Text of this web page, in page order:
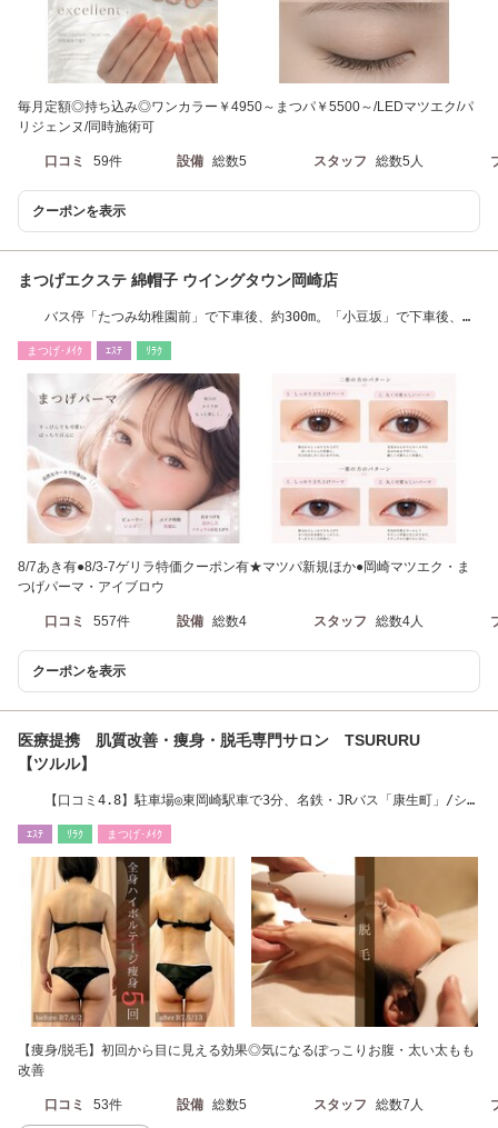
毎月定額◎持ち込み◎ワンカラー￥4950～まつパ￥5500～/LEDマツエク/パ
リジェンヌ/同時施術可
口コミ 59件 設備 総数5 スタッフ 総数5人
クーポンを表示
まつげエクステ 綿帽子 ウイングタウン岡崎店
バス停「たつみ幼稚園前」で下車後、約300m。「小豆坂」で下車後、約
まつげ･ﾒｲｸ ｴｽﾃ ﾘﾗｸ
8/7あき有●8/3-7ゲリラ特価クーポン有★マツパ新規ほか●岡崎マツエク・ま
つげパーマ・アイブロウ
口コミ 557件 設備 総数4 スタッフ 総数4人
クーポンを表示
医療提携 肌質改善・痩身・脱毛専門サロン TSURURU
【ツルル】
【口コミ4.8】駐車場◎東岡崎駅車で3分、名鉄・JRバス「康生町」/シビ
ｴｽﾃ ﾘﾗｸ まつげ･ﾒｲｸ
【痩身/脱毛】初回から目に見える効果◎気になるぽっこりお腹・太い太もも
改善
口コミ 53件 設備 総数5 スタッフ 総数7人